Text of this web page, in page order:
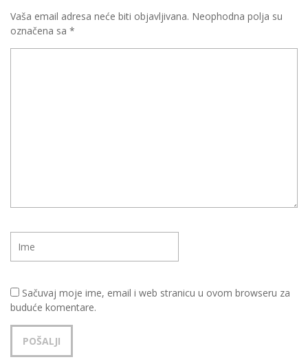
Vaša email adresa neće biti objavljivana. Neophodna polja su
označena sa *
Sačuvaj moje ime, email i web stranicu u ovom browseru za
buduće komentare.